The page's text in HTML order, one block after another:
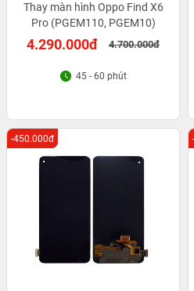
Thay màn hình Oppo Find X6
Pro (PGEM110, PGEM10)
4.290.000đ 4.700.000đ
45 - 60 phút
-450.000đ